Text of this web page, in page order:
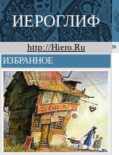
ИЕРОГЛИФ
http://Hiero.Ru
ИЗБРАННОЕ